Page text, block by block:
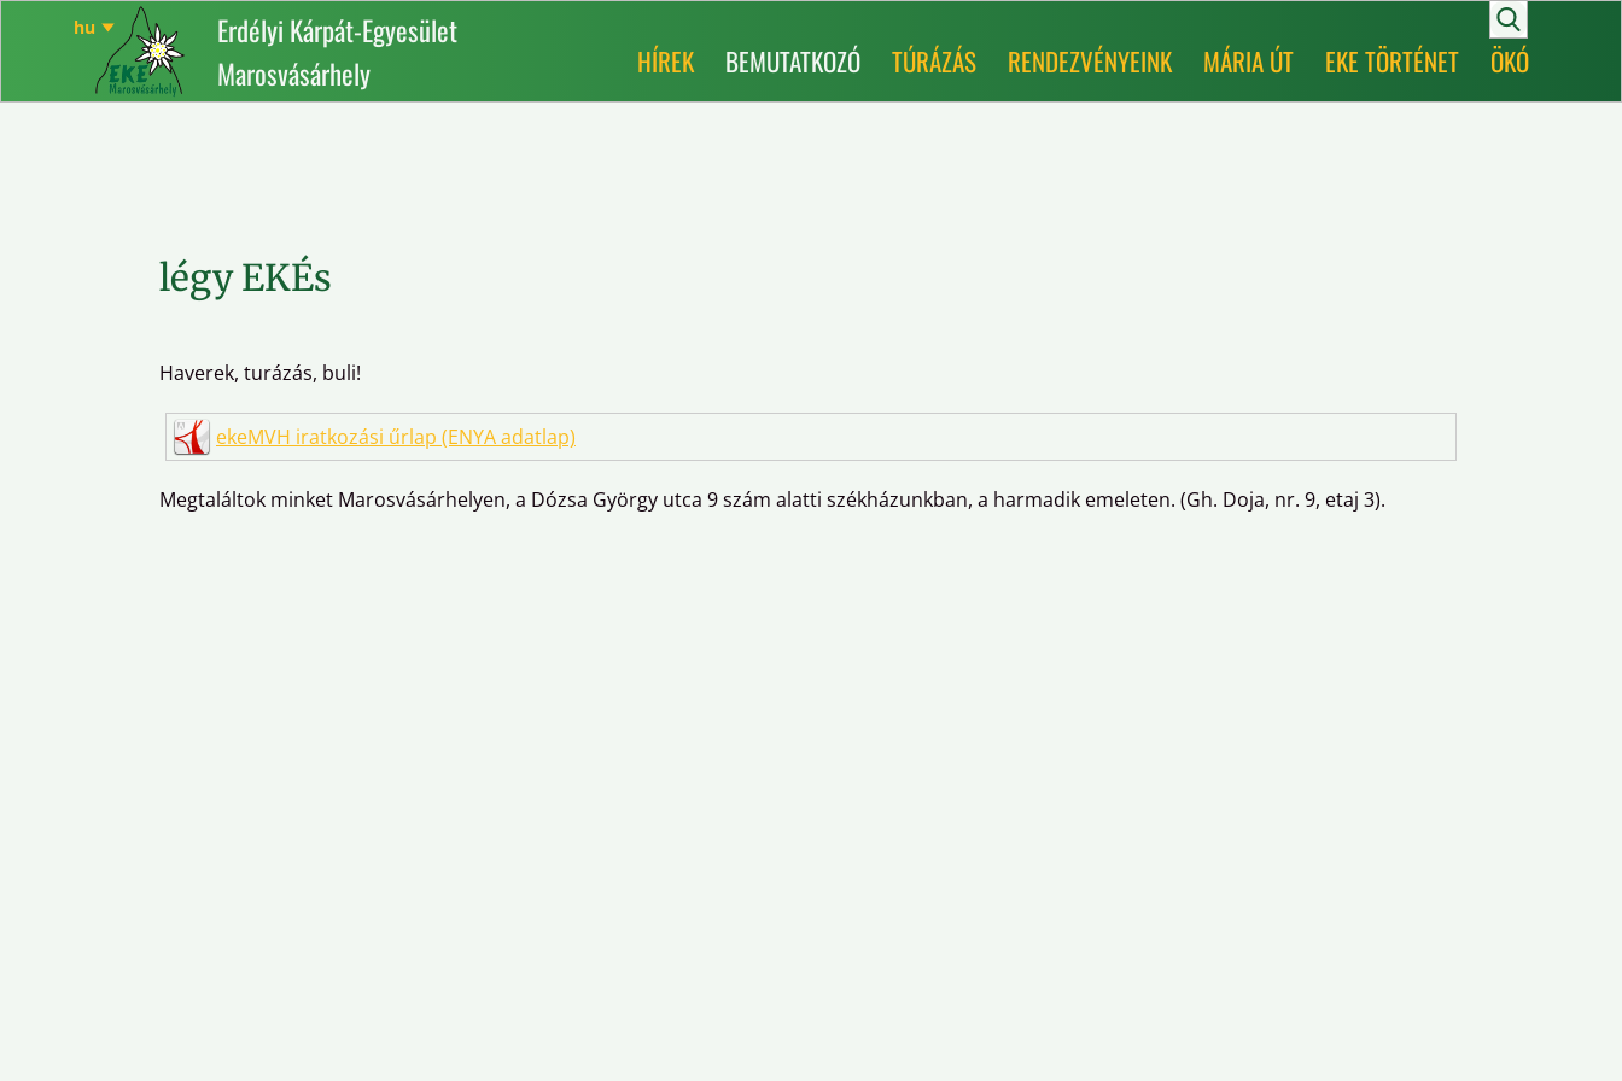
Erdélyi Kárpát-Egyesület
Marosvásárhely
HÍREK BEMUTATKOZÓ TÚRÁZÁS RENDEZVÉNYEINK MÁRIA ÚT EKE TÖRTÉNET ÖKÓ
légy EKÉs
Haverek, turázás, buli!
ekeMVH iratkozási űrlap (ENYA adatlap)
Megtaláltok minket Marosvásárhelyen, a Dózsa György utca 9 szám alatti székházunkban, a harmadik emeleten. (Gh. Doja, nr. 9, etaj 3).